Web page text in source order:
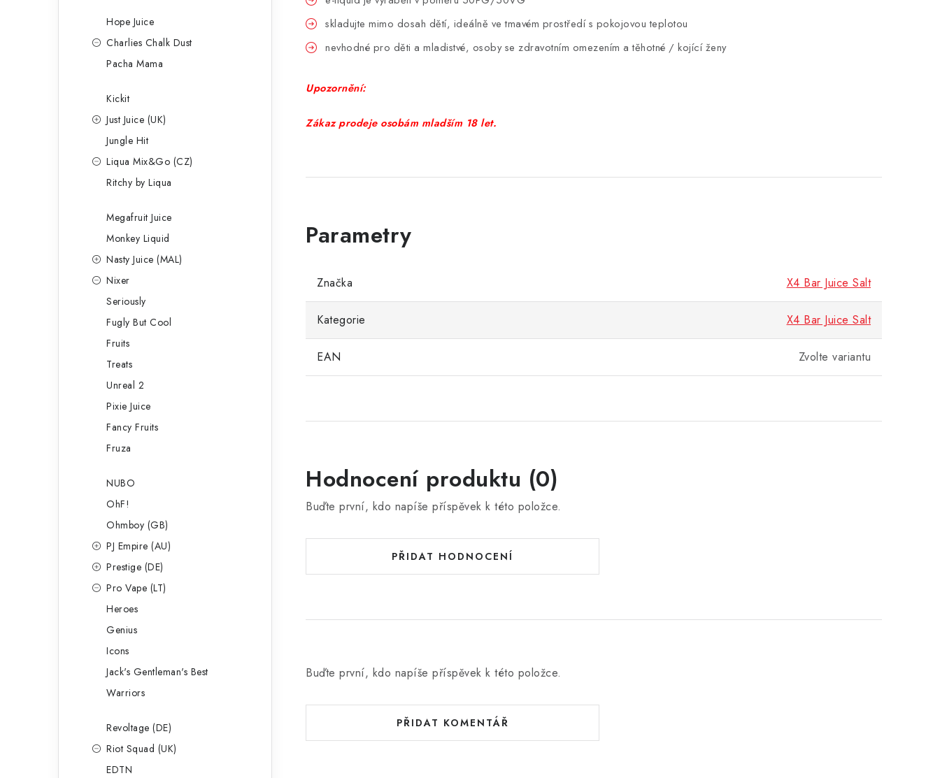
Hope Juice
Charlies Chalk Dust
Pacha Mama
Kickit
Just Juice (UK)
Jungle Hit
Liqua Mix&Go (CZ)
Ritchy by Liqua
Megafruit Juice
Monkey Liquid
Nasty Juice (MAL)
Nixer
Seriously
Fugly But Cool
Fruits
Treats
Unreal 2
Pixie Juice
Fancy Fruits
Fruza
NUBO
OhF!
Ohmboy (GB)
PJ Empire (AU)
Prestige (DE)
Pro Vape (LT)
Heroes
Genius
Icons
Jack's Gentleman's Best
Warriors
Revoltage (DE)
Riot Squad (UK)
EDTN
skladujte mimo dosah dětí, ideálně ve tmavém prostředí s pokojovou teplotou
nevhodné pro děti a mladistvé, osoby se zdravotním omezením a těhotné / kojící ženy
Upozornění:
Zákaz prodeje osobám mladším 18 let.
Značka X4 Bar Juice Salt
Kategorie X4 Bar Juice Salt
EAN Zvolte variantu
Hodnocení produktu (0)
Buďte první, kdo napíše příspěvek k této položce.
PŘIDAT HODNOCENÍ
Buďte první, kdo napíše příspěvek k této položce.
PŘIDAT KOMENTÁŘ